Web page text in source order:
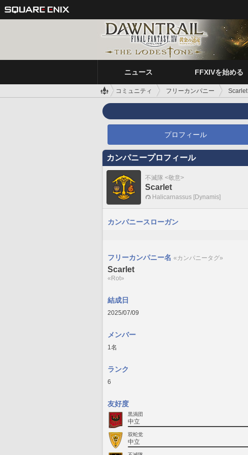
ニュース FFXIVを始める
コミュニティ フリーカンパニー Scarlet
プロフィール
カンパニープロフィール
不滅隊 <敬意>
Scarlet
Halicarnassus [Dynamis]
カンパニースローガン
フリーカンパニー名 «カンパニータグ»
Scarlet
«Rot»
結成日
2025/07/09
メンバー
1名
ランク
6
友好度
黒渦団
中立
双蛇党
中立